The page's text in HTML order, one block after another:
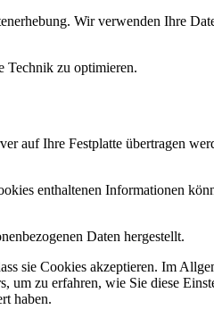
Wir verwenden Ihre
Technik zu optimieren.
auf Ihre Festplatte übertragen
enthaltenen Informationen
Daten hergestellt.
sie Cookies akzeptieren. Im
zu erfahren, wie Sie diese
haben.